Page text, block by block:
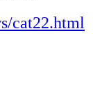
cat22.html